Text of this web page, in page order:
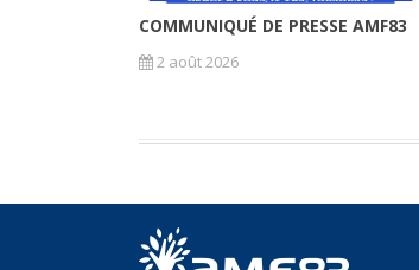
COMMUNIQUÉ DE PRESSE AMF83
2 août 2026